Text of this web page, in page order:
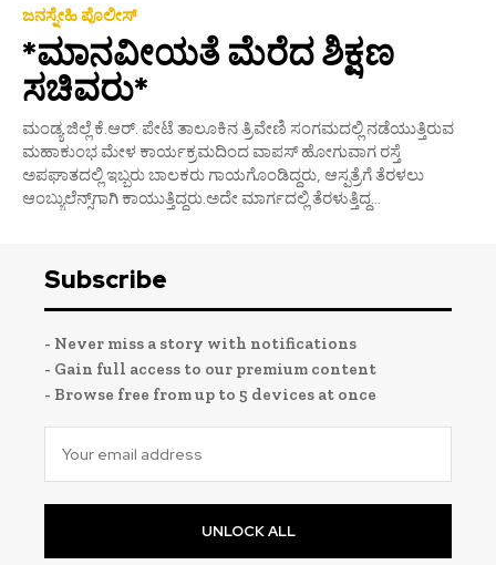
ಜನಸ್ನೇಹಿ ಪೊಲೀಸ್
*ಮಾನವೀಯತೆ ಮೆರೆದ ಶಿಕ್ಷಣ
ಸಚಿವರು*
ಮಂಡ್ಯ ಜಿಲ್ಲೆ ಕೆ.ಆರ್. ಪೇಟೆ ತಾಲೂಕಿನ ತ್ರಿವೇಣಿ ಸಂಗಮದಲ್ಲಿ ನಡೆಯುತ್ತಿರುವ
ಮಹಾಕುಂಭ ಮೇಳ ಕಾರ್ಯಕ್ರಮದಿಂದ ವಾಪಸ್ ಹೋಗುವಾಗ ರಸ್ತೆ
ಅಪಘಾತದಲ್ಲಿ ಇಬ್ಬರು ಬಾಲಕರು ಗಾಯಗೊಂಡಿದ್ದರು, ಆಸ್ಪತ್ರೆಗೆ ತೆರಳಲು
ಆಂಬ್ಯುಲೆನ್ಸ್‌‌ಗಾಗಿ ಕಾಯುತ್ತಿದ್ದರು.ಅದೇ ಮಾರ್ಗದಲ್ಲಿ ತೆರಳುತ್ತಿದ್ದ...
Subscribe
- Never miss a story with notifications
- Gain full access to our premium content
- Browse free from up to 5 devices at once
UNLOCK ALL